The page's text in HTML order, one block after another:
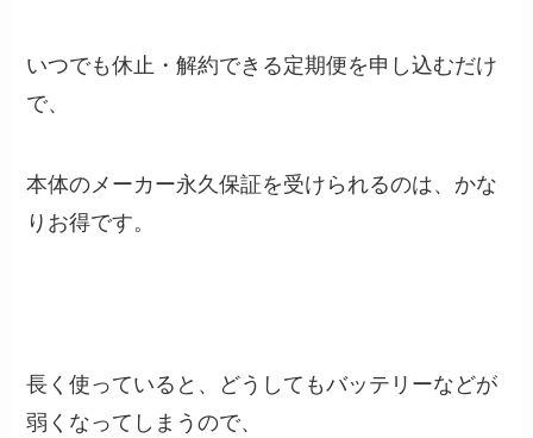
いつでも休止・解約できる定期便を申し込むだけ
で、
本体のメーカー永久保証を受けられるのは、かな
りお得です。
長く使っていると、どうしてもバッテリーなどが
弱くなってしまうので、